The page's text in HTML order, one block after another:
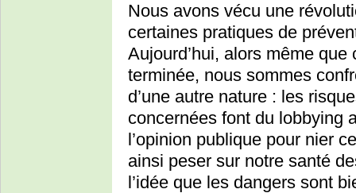
Nous avons vécu une
certaines pratiques de
Aujourd’hui, alors même
terminée, nous sommes
d’une autre nature : les
concernées font du lobbying
l’opinion publique pour nier
ainsi peser sur notre santé
l’idée que les dangers sont